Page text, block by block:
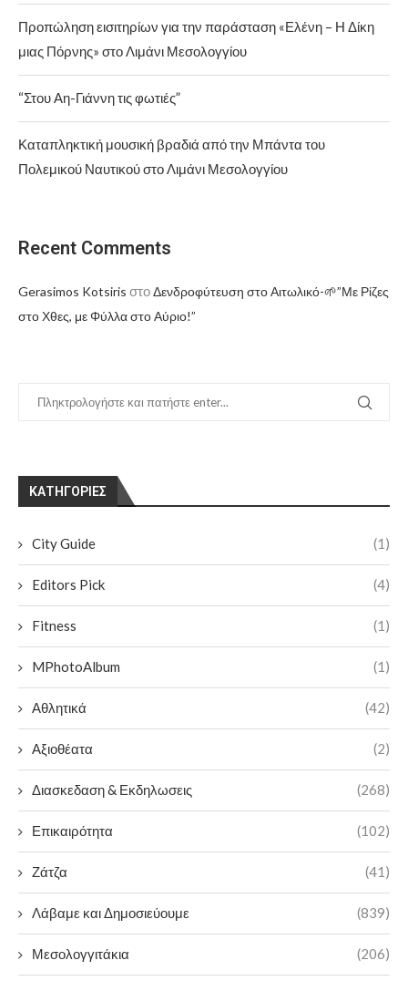
Προπώληση εισιτηρίων για την παράσταση «Ελένη – Η Δίκη
μιας Πόρνης» στο Λιμάνι Μεσολογγίου
“Στου Αη-Γιάννη τις φωτιές”
Καταπληκτική μουσική βραδιά από την Μπάντα του
Πολεμικού Ναυτικού στο Λιμάνι Μεσολογγίου
Recent Comments
Gerasimos Kotsiris στοΔενδροφύτευση στο Αιτωλικό-🌱”Με Ρίζες
στο Χθες, με Φύλλα στο Αύριο!”
KΑΤΗΓΟΡΊΕΣ
City Guide (1)
Editors Pick (4)
Fitness (1)
MPhotoAlbum (1)
Αθλητικά (42)
Αξιοθέατα (2)
Διασκεδαση & Εκδηλωσεις (268)
Επικαιρότητα (102)
Ζάτζα (41)
Λάβαμε και Δημοσιεύουμε (839)
Μεσολογγιτάκια (206)